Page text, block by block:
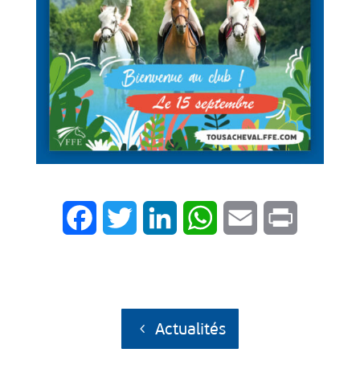
FacebookTwitter LinkedIn WhatsAppEmail
Actualités